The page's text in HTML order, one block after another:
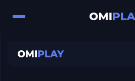
Slime
W / ⬆️Seta para Cima – Pular.